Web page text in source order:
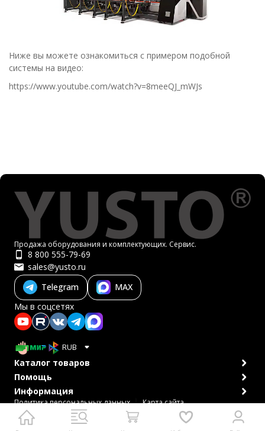
Ниже вы можете ознакомиться с примером подобной
системы на видео:
https://www.youtube.com/watch?v=8meeQJ_mWJs
Продажа оборудования и комплектующих. Сервис.
8 800 555-79-69
sales@yusto.ru
Telegram
MAX
Мы в соцсетях
RUB
Каталог товаров
Помощь
Информация
Политика персональных данных
Карта сайта
© 2007-2026 ЮСТО